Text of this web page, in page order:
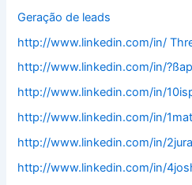
Geração de leads
http://www.linkedin.com/in/
http://www.linkedin.com/in/
http://www.linkedin.com/in/
http://www.linkedin.com/in/
http://www.linkedin.com/in/
http://www.linkedin.com/in/